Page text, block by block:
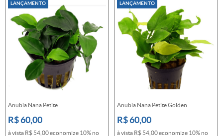
LANÇAMENTO
Anubia Nana Petite
R$ 60,00
à vista R$ 54,00economize 10% no
LANÇAMENTO
Anubia Nana Petite Golden
R$ 60,00
à vista R$ 54,00economize 10% no